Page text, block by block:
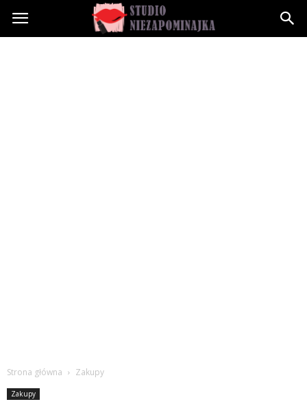
Studioniezapominajka.pl
Strona główna Zakupy
Zakupy